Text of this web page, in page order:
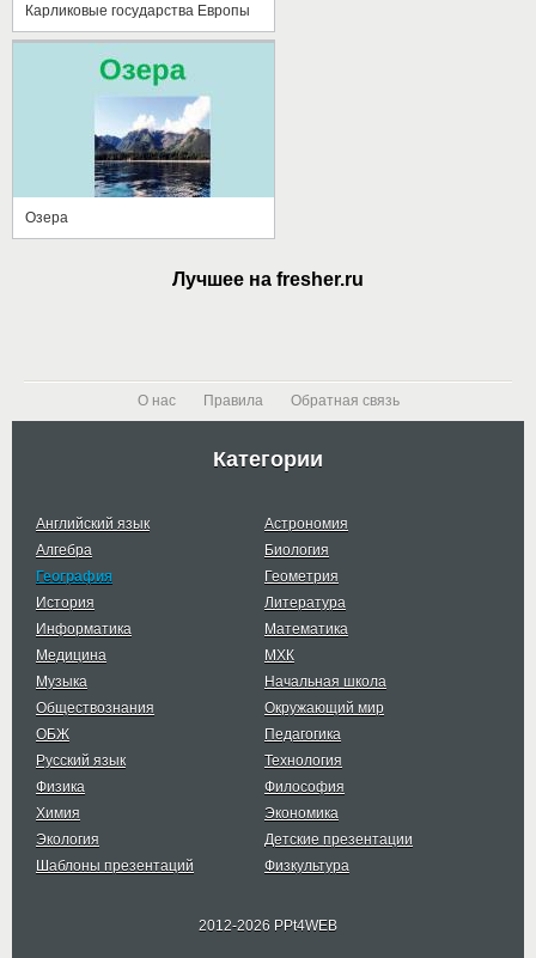
Карликовые государства Европы
Озера
Лучшее на fresher.ru
О нас Правила Обратная связь
Категории
Английский язык
Астрономия
Алгебра
Биология
География
Геометрия
История
Литература
Информатика
Математика
Медицина
МХК
Музыка
Начальная школа
Обществознания
Окружающий мир
ОБЖ
Педагогика
Русский язык
Технология
Физика
Философия
Химия
Экономика
Экология
Детские презентации
Шаблоны презентаций
Физкультура
2012-2026 PPt4WEB